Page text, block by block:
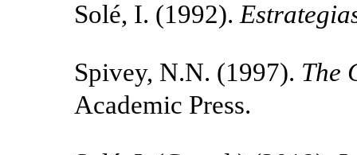
Solé, I. (1992).
Spivey, N.N. (1997). The
Academic Press.